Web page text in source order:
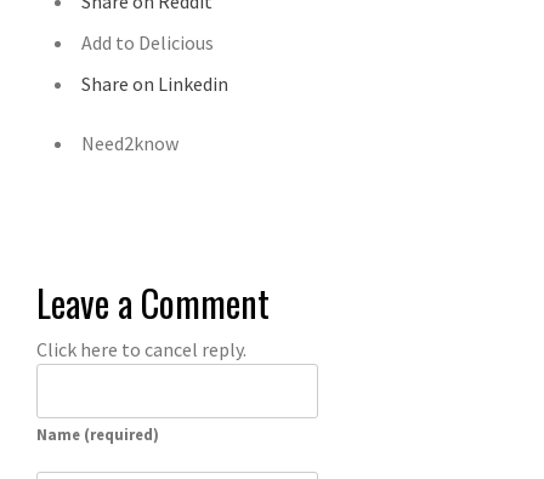
Add to Delicious
Share on Linkedin
Need2know
Leave a Comment
Click here to cancel reply.
Name (required)